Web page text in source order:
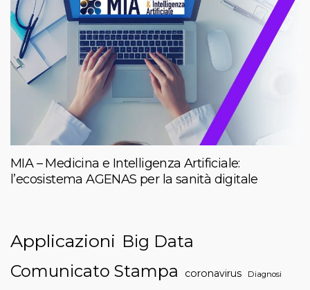
MIA – Medicina e Intelligenza Artificiale:
l’ecosistema AGENAS per la sanità digitale
Applicazioni Big Data
Comunicato Stampa
coronavirus Diagnosi